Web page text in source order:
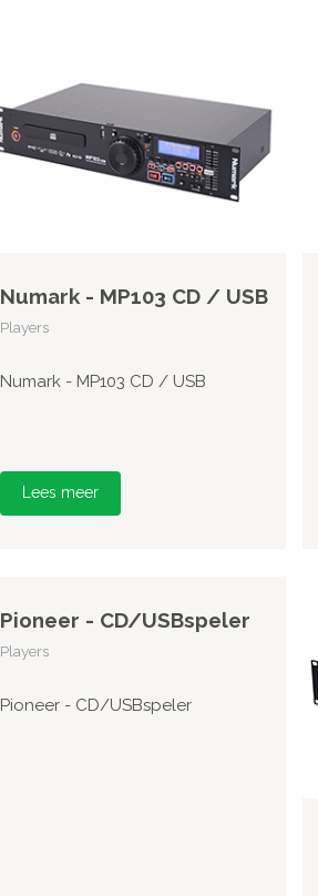
Numark - MP103 CD / USB
Players
Numark - MP103 CD / USB
Lees meer
Pioneer - CD/USBspeler
Players
Pioneer - CD/USBspeler